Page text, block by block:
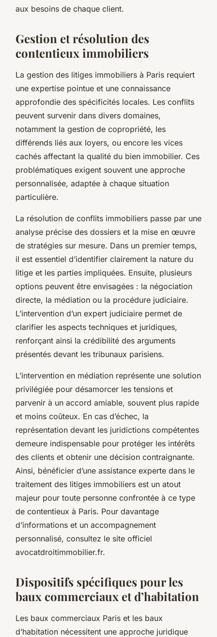
aux besoins de chaque client.
Gestion et résolution des
contentieux immobiliers
La gestion des litiges immobiliers à Paris requiert
une expertise pointue et une connaissance
approfondie des spécificités locales. Les conflits
peuvent survenir dans divers domaines,
notamment la gestion de copropriété, les
différends liés aux loyers, ou encore les vices
cachés affectant la qualité du bien immobilier. Ces
problématiques exigent souvent une approche
personnalisée, adaptée à chaque situation
particulière.
La résolution de conflits immobiliers passe par une
analyse précise des dossiers et la mise en œuvre
de stratégies sur mesure. Dans un premier temps,
il est essentiel d’identifier clairement la nature du
litige et les parties impliquées. Ensuite, plusieurs
options peuvent être envisagées : la négociation
directe, la médiation ou la procédure judiciaire.
L’intervention d’un expert judiciaire permet de
clarifier les aspects techniques et juridiques,
renforçant ainsi la crédibilité des arguments
présentés devant les tribunaux parisiens.
L’intervention en médiation représente une solution
privilégiée pour désamorcer les tensions et
parvenir à un accord amiable, souvent plus rapide
et moins coûteux. En cas d’échec, la
représentation devant les juridictions compétentes
demeure indispensable pour protéger les intérêts
des clients et obtenir une décision contraignante.
Ainsi, bénéficier d’une assistance experte dans le
traitement des litiges immobiliers est un atout
majeur pour toute personne confrontée à ce type
de contentieux à Paris. Pour davantage
d’informations et un accompagnement
personnalisé, consultez le site officiel
avocatdroitimmobilier.fr.
Dispositifs spécifiques pour les
baux commerciaux et d’habitation
Les baux commerciaux Paris et les baux
d’habitation nécessitent une approche juridique